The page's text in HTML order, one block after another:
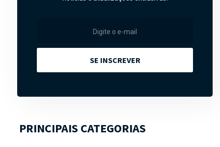
SE INSCREVER
PRINCIPAIS CATEGORIAS